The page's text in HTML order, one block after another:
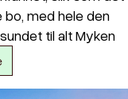
bo, med hele den
til alt Myken